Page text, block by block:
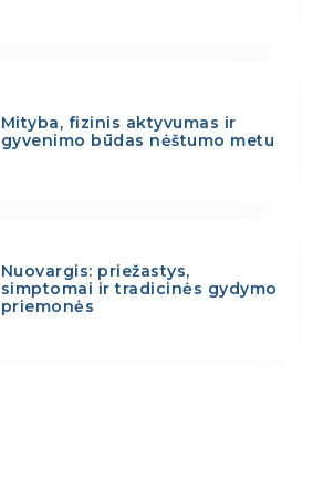
Mityba, fizinis aktyvumas ir
gyvenimo būdas nėštumo metu
Nuovargis: priežastys,
simptomai ir tradicinės gydymo
priemonės